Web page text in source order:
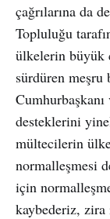
çağrılarına da
Topluluğu
ülkelerin
sürdüren meşru
desteklerini
mültecilerin
normalleşmesi
için
kaybederiz,